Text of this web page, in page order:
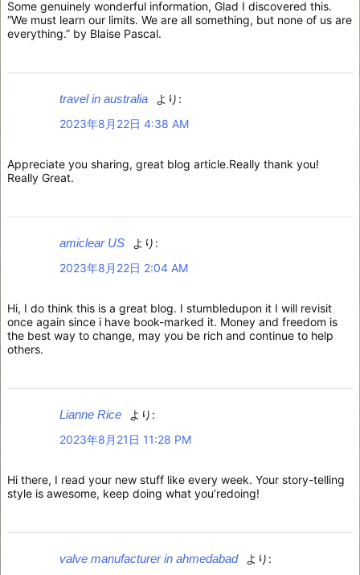
Some genuinely wonderful information, Glad I discovered this.
“We must learn our limits. We are all something, but none of us are
everything.” by Blaise Pascal.
travel in australia
より:
2023年8月22日 4:38 AM
Appreciate you sharing, great blog article.Really thank you!
Really Great.
amiclear US
より:
2023年8月22日 2:04 AM
Hi, I do think this is a great blog. I stumbledupon it I will revisit
once again since i have book-marked it. Money and freedom is
the best way to change, may you be rich and continue to help
others.
Lianne Rice
より:
2023年8月21日 11:28 PM
Hi there, I read your new stuff like every week. Your story-telling
style is awesome, keep doing what you’redoing!
valve manufacturer in ahmedabad
より: